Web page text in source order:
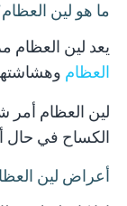
ما هو لين
يعد لين
العظام
لين العظام أمر
الكساح في حال
أعراض لين